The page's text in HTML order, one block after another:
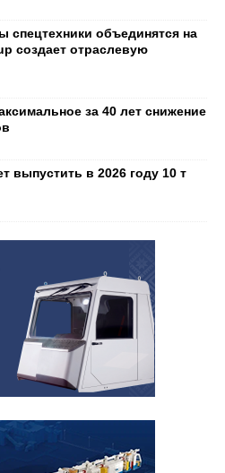
спецтехники объединятся на
создает отраслевую
за 40 лет снижение
выпустить в 2026 году 10 т